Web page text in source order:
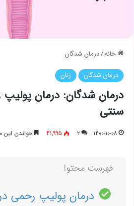
خانه/درمان شدگان
درمان شدگان زنان
درمان شدگان: درمان
سنتی
۱۴۰۰-۱۰-۰۸ ۲ 41,995 خواندن این مطلب ۱
فهرست محتوا
درمان پولیپ رحمی